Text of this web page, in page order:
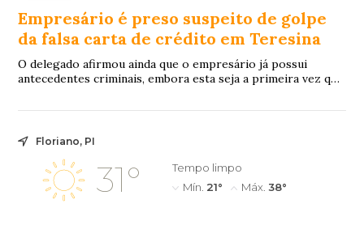
Empresário é preso suspeito de golpe
da falsa carta de crédito em Teresina
O delegado afirmou ainda que o empresário já possui
antecedentes criminais, embora esta seja a primeira vez que
Floriano, PI
31°
Tempo limpo
Mín. 21° Máx. 38°